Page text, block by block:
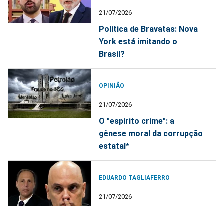
21/07/2026
Política de Bravatas: Nova
York está imitando o
Brasil?
OPINIÃO
21/07/2026
O "espírito crime": a
gênese moral da corrupção
estatal*
EDUARDO TAGLIAFERRO
21/07/2026